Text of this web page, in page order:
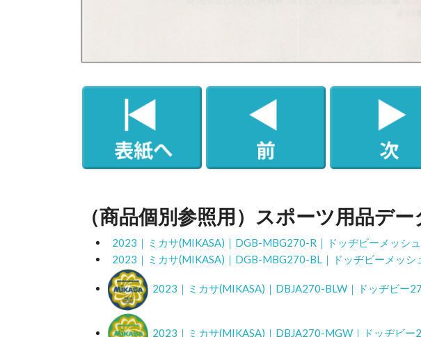
（商品個別参照用）スポーツ用品デ
2023｜ミカサ(MIKASA)｜DGB-MBG270-R｜ドッヂビーメッシ
2023｜ミカサ(MIKASA)｜DGB-MBG270-BL｜ドッヂビーメッシ
2023｜ミカサ(MIKASA)｜DBJA270-BLW｜ドッヂビ
2023｜ミカサ(MIKASA)｜DBJA270-MGW｜ドッヂビ